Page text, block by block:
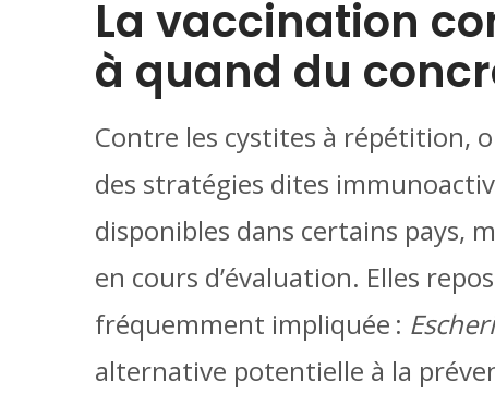
La vaccination
à quand du
Contre les cystites à répétition,
des stratégies dites
disponibles dans certains pays,
en cours d’évaluation. Elles
fréquemment impliquée :
alternative potentielle à la